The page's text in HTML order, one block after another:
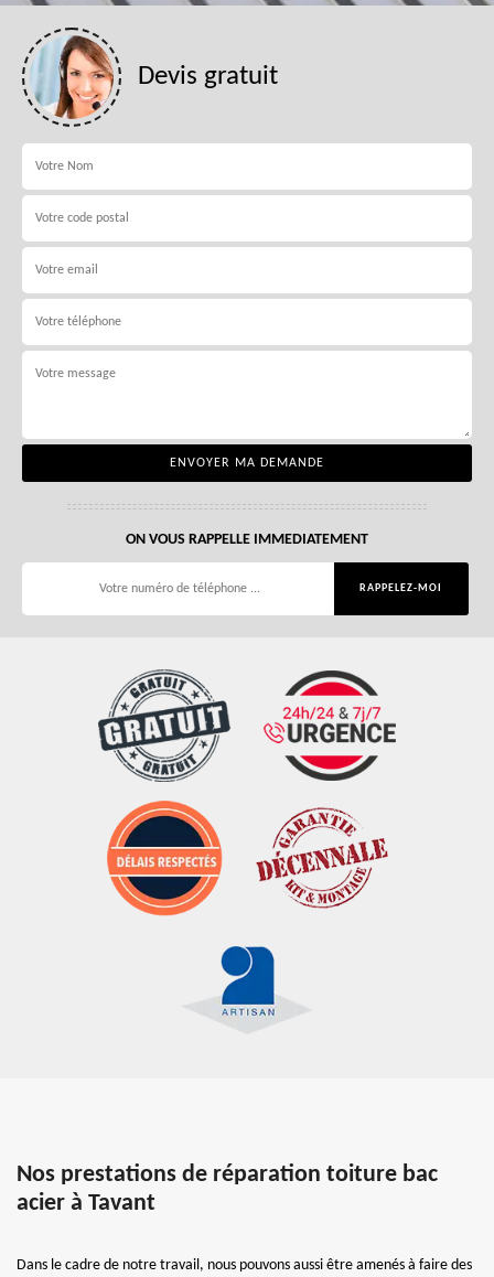
Devis gratuit
ON VOUS RAPPELLE IMMEDIATEMENT
Nos prestations de réparation toiture bac
acier à Tavant
Dans le cadre de notre travail, nous pouvons aussi être amenés à faire des